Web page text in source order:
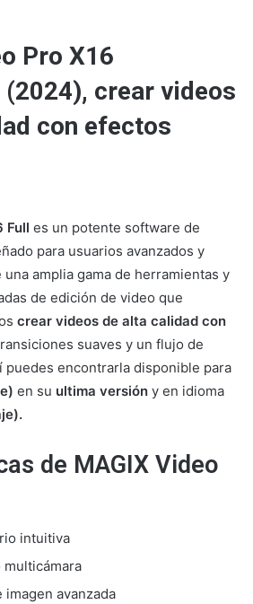
Pro X16
crear videos
con efectos
Full es un potente software de
para usuarios avanzados y
amplia gama de herramientas y
de edición de video que
crear videos de alta calidad con
suaves y un flujo de
puedes encontrarla disponible para
en su ultima versión y en idioma
de MAGIX Video
intuitiva
multicámara
imagen avanzada